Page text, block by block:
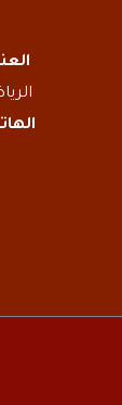
الرياض 6950 القصوم